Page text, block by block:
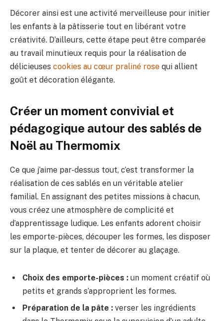
Décorer ainsi est une activité merveilleuse pour initier
les enfants à la pâtisserie tout en libérant votre
créativité. D’ailleurs, cette étape peut être comparée
au travail minutieux requis pour la réalisation de
délicieuses cookies au cœur praliné rose qui allient
goût et décoration élégante.
Créer un moment convivial et
pédagogique autour des sablés de
Noël au Thermomix
Ce que j’aime par-dessus tout, c’est transformer la
réalisation de ces sablés en un véritable atelier
familial. En assignant des petites missions à chacun,
vous créez une atmosphère de complicité et
d’apprentissage ludique. Les enfants adorent choisir
les emporte-pièces, découper les formes, les disposer
sur la plaque, et tenter de décorer au glaçage.
Choix des emporte-pièces : un moment créatif où
petits et grands s’approprient les formes.
Préparation de la pâte : verser les ingrédients